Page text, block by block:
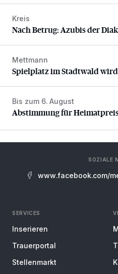
Nach Betrug: Azubis der
Kreis
Nach Betrug: Azubis der
Spielplatz im Stadtwald wird
Mettmann
Spielplatz im Stadtwald
Abstimmung für Heimatpreis
Bis zum 6. August
Abstimmung für
SOZIALE
www.facebook.com/
SERVICES
Inserieren
Trauerportal
Stellenmarkt